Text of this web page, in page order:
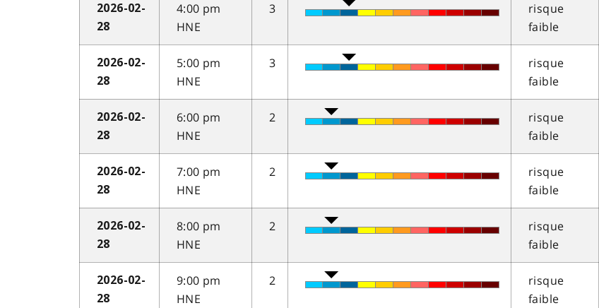
2026-02-
28
4:00 pm
HNE
3
risque
faible
2026-02-
28
5:00 pm
HNE
3
risque
faible
2026-02-
28
6:00 pm
HNE
2
risque
faible
2026-02-
28
7:00 pm
HNE
2
risque
faible
2026-02-
28
8:00 pm
HNE
2
risque
faible
2026-02-
28
9:00 pm
HNE
2
risque
faible